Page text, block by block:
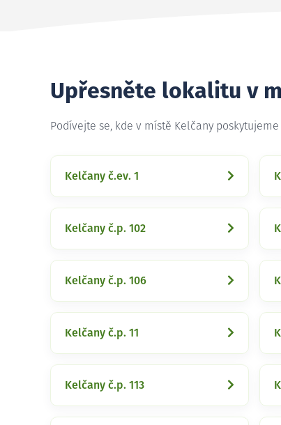
Upřesněte lokalitu v
Podívejte se, kde v místě Kelčany
Kelčany č.ev. 1
Kelčany č.p. 102
Kelčany č.p. 106
Kelčany č.p. 11
Kelčany č.p. 113